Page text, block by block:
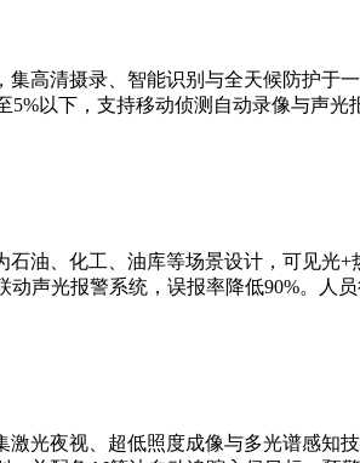
高清摄录、智能识别与全天候防护
以下，支持移动侦测自动录像与声
油、化工、油库等场景设计，可见光
声光报警系统，误报率降低90%。人
光夜视、超低照度成像与多光谱感